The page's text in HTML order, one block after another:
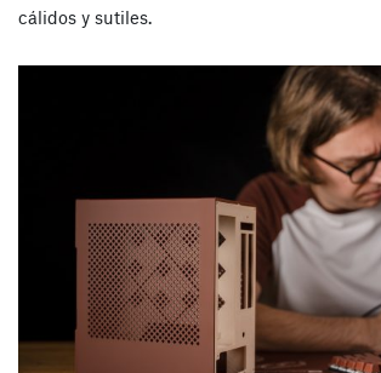
cálidos y sutiles.